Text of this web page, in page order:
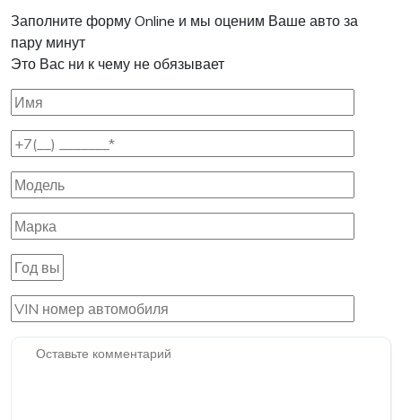
Заполните форму Online и мы оценим Ваше авто за
пару минут
Это Вас ни к чему не обязывает